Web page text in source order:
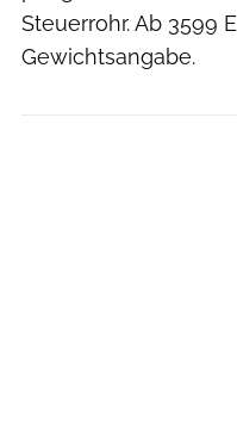
Steuerrohr. Ab 3599
Gewichtsangabe.